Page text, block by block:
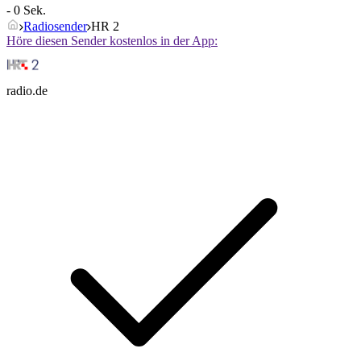
- 0 Sek.
Radiosender HR 2
Höre diesen Sender kostenlos in der App:
radio.de